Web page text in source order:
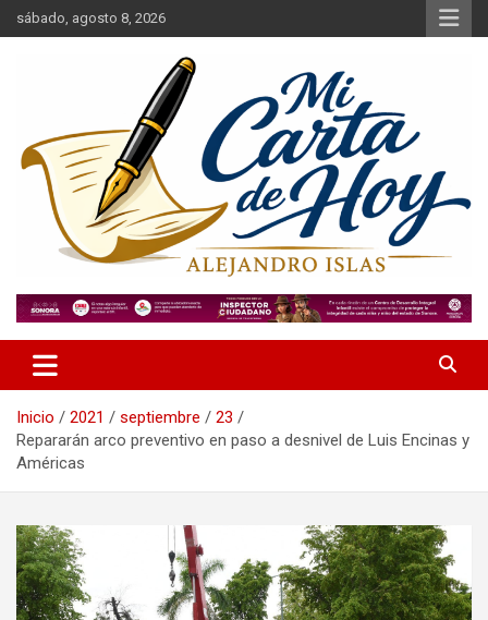
Saltar
al
sábado, agosto 8, 2026
Mi Carta de Hoy
Inicio 2021 septiembre
23
Repararán arco preventivo en paso a desnivel de Luis Encinas y
Américas